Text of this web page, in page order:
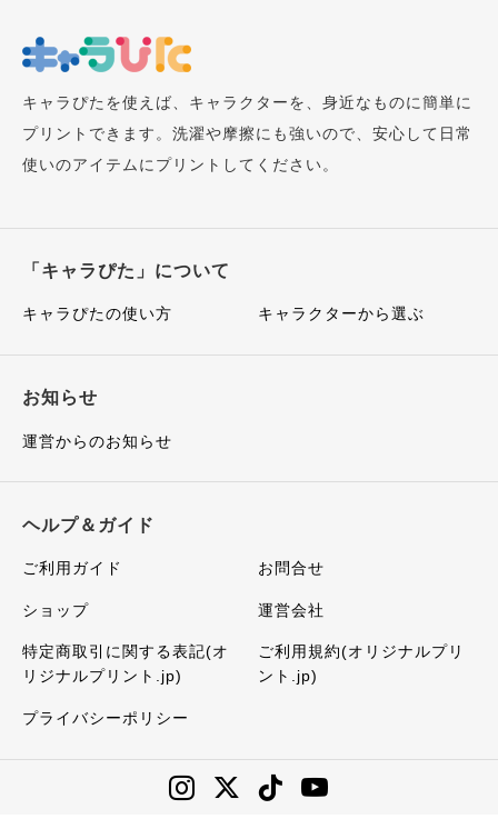
キャラぴたを使えば、キャラクターを、身近なものに簡単に
プリントできます。洗濯や摩擦にも強いので、安心して日常
使いのアイテムにプリントしてください。
「キャラぴた」について
キャラぴたの使い方 キャラクターから選ぶ
お知らせ
運営からのお知らせ
ヘルプ＆ガイド
ご利用ガイド お問合せ
ショップ 運営会社
特定商取引に関する表記(オ
リジナルプリント.jp)
ご利用規約(オリジナルプリ
ント.jp)
プライバシーポリシー